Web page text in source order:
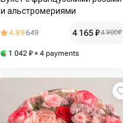
и альстромериями
4.89649 4 165₽4 900₽
1 042 ₽ × 4 payments